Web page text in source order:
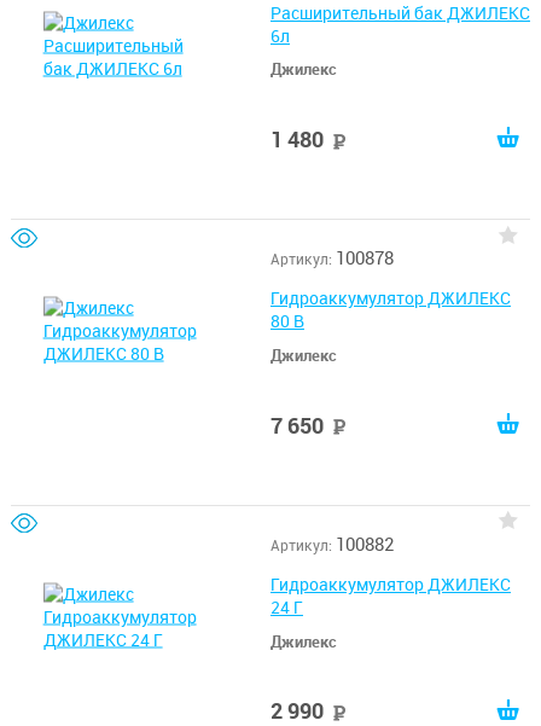
Расширительный бак ДЖИЛЕКС
6л
Джилекс
1 480
Артикул: 100878
Гидроаккумулятор ДЖИЛЕКС
80 В
Джилекс
7 650
Артикул: 100882
Гидроаккумулятор ДЖИЛЕКС
24 Г
Джилекс
2 990